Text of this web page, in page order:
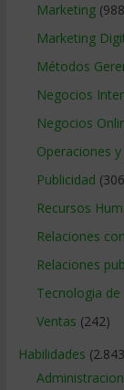
Marketing
Marketing
Métodos
Negocios
Negocios
Operaciones
Publicidad
Recursos
Relaciones
Relaciones
Tecnologia
Ventas (242)
Habilidades